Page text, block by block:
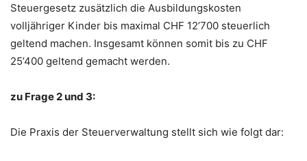
Steuergesetz zusätzlich die Ausbildungskosten
volljähriger Kinder bis maximal CHF 12’700 steuerlich
geltend machen. Insgesamt können somit bis zu CHF
25’400 geltend gemacht werden.
zu Frage 2 und 3:
Die Praxis der Steuerverwaltung stellt sich wie folgt dar: